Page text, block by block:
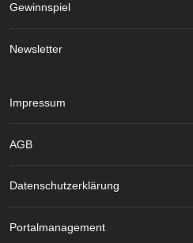
Gewinnspiel
Newsletter
Impressum
AGB
Datenschutzerklärung
Portalmanagement